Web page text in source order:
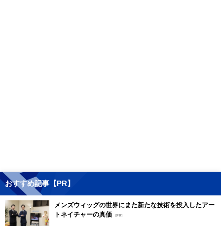
おすすめ記事【PR】
メンズウィッグの世界にまた新たな技術を投入したアー
トネイチャーの真価 [PR]